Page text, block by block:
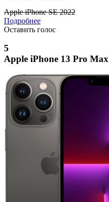
Apple iPhone SE 2022
Подробнее
Оставить голос
5
Apple iPhone 13 Pro Max